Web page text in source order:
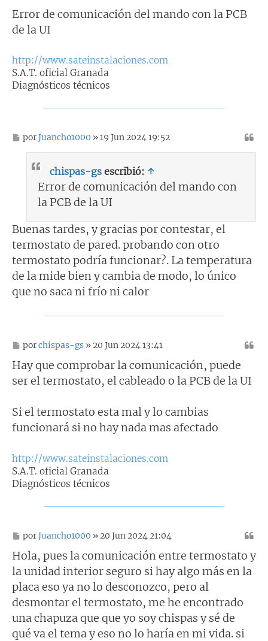
n
a
Error de comunicación del mando con la PCB
de la UI
http://www.sateinstalaciones.com
S.A.T. oficial Granada
Diagnósticos técnicos
M
porJuancho1000 » 19 Jun 2024 19:52
chispas-gs escribió: ↑
Error de comunicación del mando con
la PCB de la UI
Buenas tardes, y gracias por contestar, el
termostato de pared. probando con otro
termostato podría funcionar?. La temperatura
de la mide bien y cambia de modo, lo único
que no saca ni frío ni calor
M
n
a
porchispas-gs » 20 Jun 2024 13:41
Hay que comprobar la comunicación, puede
ser el termostato, el cableado o la PCB de la UI
Si el termostato esta mal y lo cambias
funcionará si no hay nada mas afectado
http://www.sateinstalaciones.com
S.A.T. oficial Granada
Diagnósticos técnicos
M
n
a
j
e
porJuancho1000 » 20 Jun 2024 21:04
Hola, pues la comunicación entre termostato y
la unidad interior seguro si hay algo más en la
placa eso ya no lo desconozco, pero al
desmontar el termostato, me he encontrado
una chapuza que que yo soy chispas y sé de
qué va el tema y eso no lo haría en mi vida. si